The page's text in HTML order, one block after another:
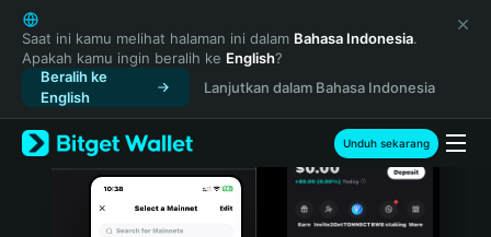
English
日本語
Tiếng Việt
Русский
Español (Latinoamérica)
Türkçe
Italiano
Saat ini kamu melihat halaman ini dalam Bahasa Indonesia.
Apakah kamu ingin beralih ke English?
Beralih ke
English
Lanjutkan dalam Bahasa Indonesia
Unduh sekarang